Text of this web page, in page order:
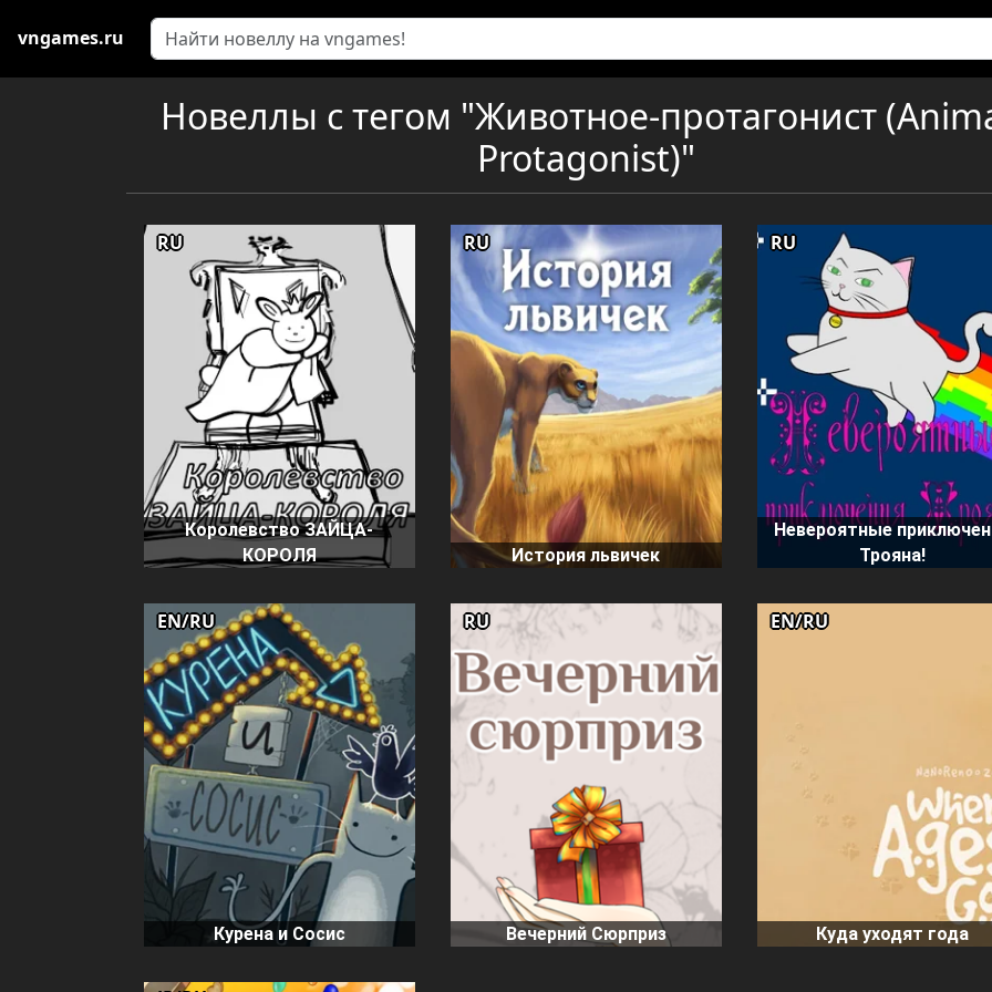
vngames.ru
Новеллы с тегом "Животное-протагонист
Protagonist)"
Королевство ЗАЙЦА-
КОРОЛЯ
RU
История львичек
RU
Невероятные
Трояна!
RU
Курена и Сосис
EN/RU
Вечерний Сюрприз
RU
Куда уходят года
EN/RU